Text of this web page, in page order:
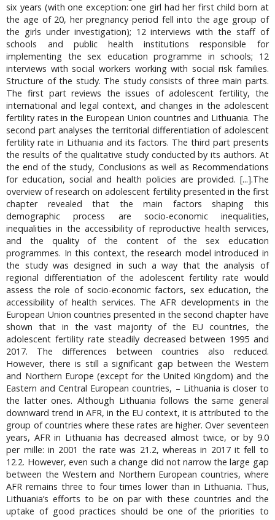
six years (with one exception: one girl had her first child born at
the age of 20, her pregnancy period fell into the age group of
the girls under investigation); 12 interviews with the staff of
schools and public health institutions responsible for
implementing the sex education programme in schools; 12
interviews with social workers working with social risk families.
Structure of the study. The study consists of three main parts.
The first part reviews the issues of adolescent fertility, the
international and legal context, and changes in the adolescent
fertility rates in the European Union countries and Lithuania. The
second part analyses the territorial differentiation of adolescent
fertility rate in Lithuania and its factors. The third part presents
the results of the qualitative study conducted by its authors. At
the end of the study, Conclusions as well as Recommendations
for education, social and health policies are provided. [...].The
overview of research on adolescent fertility presented in the first
chapter revealed that the main factors shaping this
demographic process are socio-economic inequalities,
inequalities in the accessibility of reproductive health services,
and the quality of the content of the sex education
programmes. In this context, the research model introduced in
the study was designed in such a way that the analysis of
regional differentiation of the adolescent fertility rate would
assess the role of socio-economic factors, sex education, the
accessibility of health services. The AFR developments in the
European Union countries presented in the second chapter have
shown that in the vast majority of the EU countries, the
adolescent fertility rate steadily decreased between 1995 and
2017. The differences between countries also reduced.
However, there is still a significant gap between the Western
and Northern Europe (except for the United Kingdom) and the
Eastern and Central European countries, – Lithuania is closer to
the latter ones. Although Lithuania follows the same general
downward trend in AFR, in the EU context, it is attributed to the
group of countries where these rates are higher. Over seventeen
years, AFR in Lithuania has decreased almost twice, or by 9.0
per mille: in 2001 the rate was 21.2, whereas in 2017 it fell to
12.2. However, even such a change did not narrow the large gap
between the Western and Northern European countries, where
AFR remains three to four times lower than in Lithuania. Thus,
Lithuania’s efforts to be on par with these countries and the
uptake of good practices should be one of the priorities to